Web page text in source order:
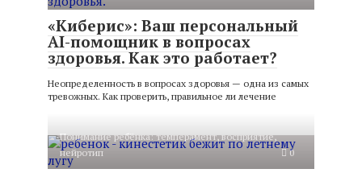
«Киберис»: Ваш персональный
AI-помощник в вопросах
здоровья. Как это работает?
Неопределенность в вопросах здоровья — одна из самых
тревожных. Как проверить, правильное ли лечение
Понимание ребёнка: темперамент, восприятие,
нейротип
0